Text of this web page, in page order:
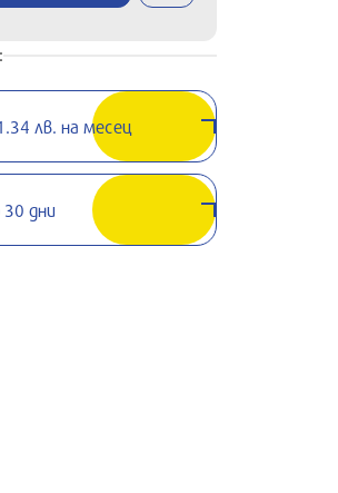
лв. на месец
30 дни